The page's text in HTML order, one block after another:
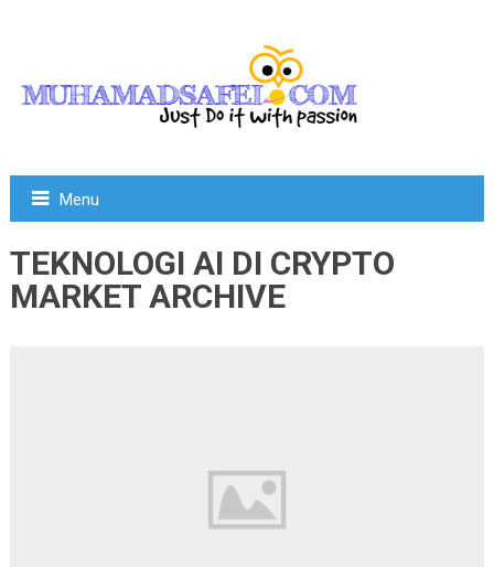
Menu
TEKNOLOGI AI DI CRYPTO
MARKET ARCHIVE